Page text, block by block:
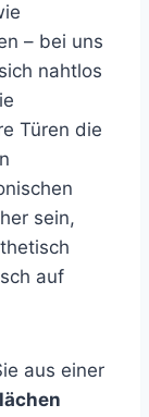
– bei uns
nahtlos
Türen die
sein,
auf
aus einer